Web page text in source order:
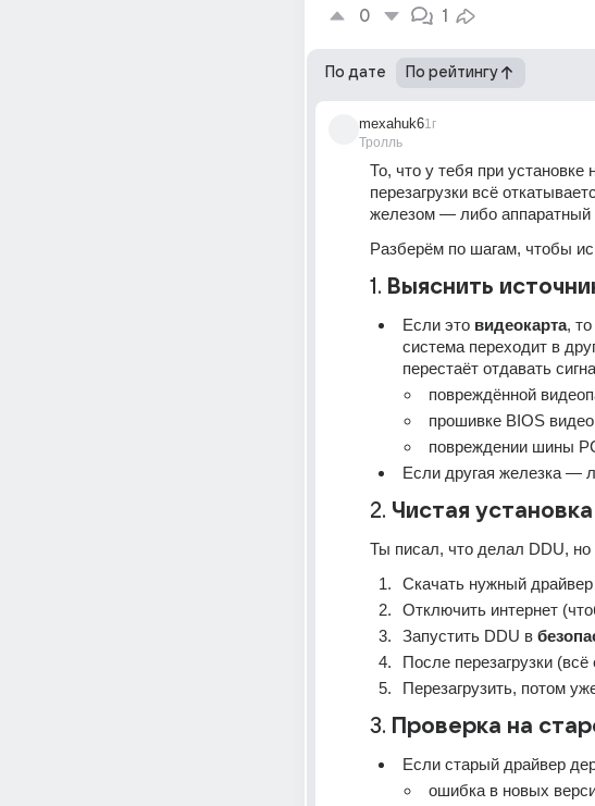
0 1
По дате По рейтингу
mexahuk6
Тролль
1г
То, что у тебя при установке
перезагрузки всё
железом — либо аппаратный
Разберём по шагам, чтобы
1. Выяснить
Если это видеокарта,
система переходит в
перестаёт отдавать
повреждённой
прошивке BIOS
повреждении шины
Если другая железка —
2. Чистая
Ты писал, что делал DDU, но
Скачать нужный драйвер
Отключить интернет
Запустить DDU в
После перезагрузки
Перезагрузить, потом
3. Проверка на
Если старый драйвер
ошибка в новых